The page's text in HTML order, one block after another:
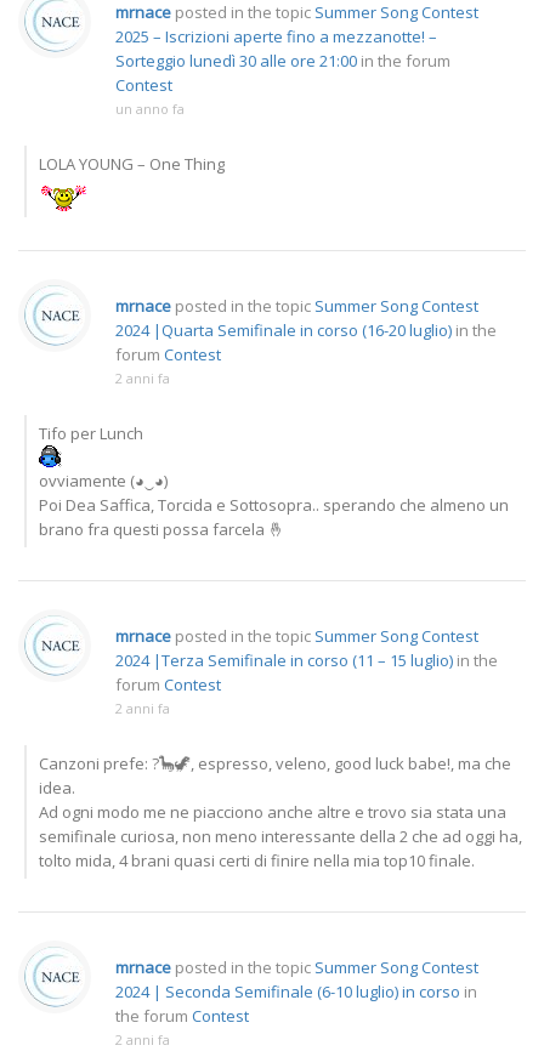
mrnace posted in the topic Summer Song Contest
2025 – Iscrizioni aperte fino a mezzanotte! –
Sorteggio lunedì 30 alle ore 21:00 in the forum
Contest
un anno fa
LOLA YOUNG – One Thing
mrnace posted in the topic Summer Song Contest
2024 |Quarta Semifinale in corso (16-20 luglio) in the
forum Contest
2 anni fa
Tifo per Lunch
ovviamente (◕‿◕)
Poi Dea Saffica, Torcida e Sottosopra.. sperando che almeno un
brano fra questi possa farcela 🤞
mrnace posted in the topic Summer Song Contest
2024 |Terza Semifinale in corso (11 – 15 luglio) in the
forum Contest
2 anni fa
Canzoni prefe: ?🦕🦖, espresso, veleno, good luck babe!, ma che
idea.
Ad ogni modo me ne piacciono anche altre e trovo sia stata una
semifinale curiosa, non meno interessante della 2 che ad oggi ha,
tolto mida, 4 brani quasi certi di finire nella mia top10 finale.
mrnace posted in the topic Summer Song Contest
2024 | Seconda Semifinale (6-10 luglio) in corso in
the forum Contest
2 anni fa